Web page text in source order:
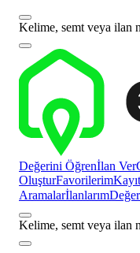
Kelime, semt veya ilan
Değerini Öğrenİlan Ver
OluşturFavorilerim
Aramalarİlanlarım
Kelime, semt veya ilan